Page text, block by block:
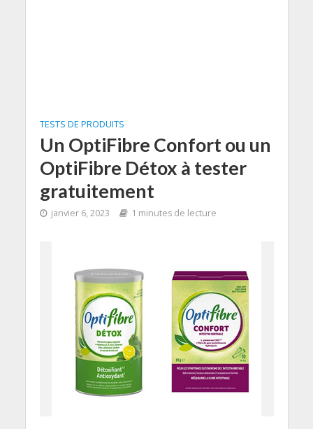
TESTS DE PRODUITS
Un OptiFibre Confort ou un
OptiFibre Détox à tester
gratuitement
janvier 6, 2023 1 minutes de lecture